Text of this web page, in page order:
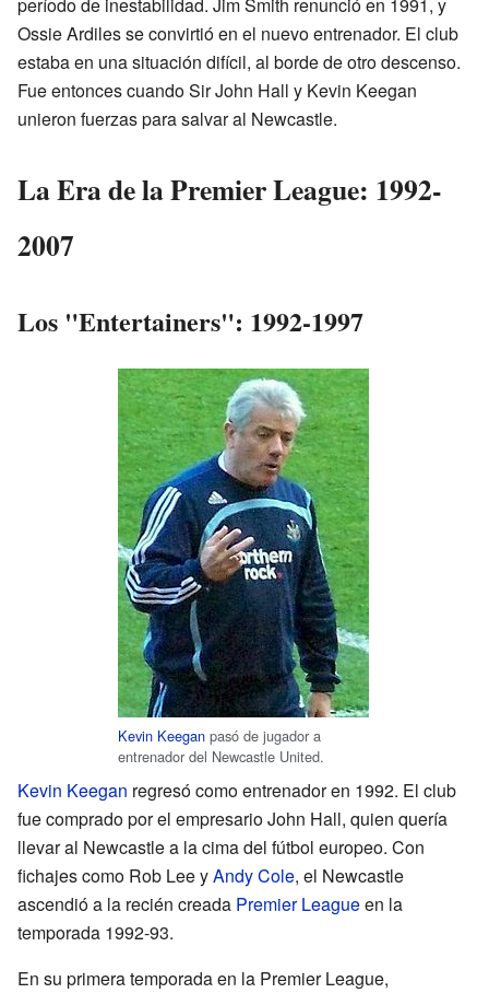
Ossie Ardiles se convirtió en el nuevo entrenador. El club
estaba en una situación difícil, al borde de otro descenso.
Fue entonces cuando Sir John Hall y Kevin Keegan
unieron fuerzas para salvar al Newcastle.
La Era de la Premier League: 1992-
2007
Los "Entertainers": 1992-1997
Kevin Keegan pasó de jugador a
entrenador del Newcastle United.
Kevin Keegan regresó como entrenador en 1992. El club
fue comprado por el empresario John Hall, quien quería
llevar al Newcastle a la cima del fútbol europeo. Con
fichajes como Rob Lee yAndy Cole, el Newcastle
ascendió a la recién creada Premier Leagueen la
temporada 1992-93.
En su primera temporada en la Premier League,